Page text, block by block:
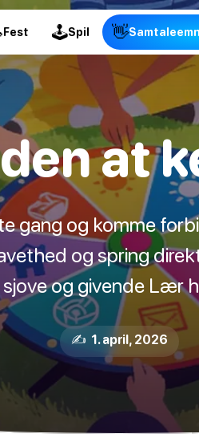
Fest 🕹Spil 👋
at
gang og komme
og spring
og givende Lær
✍️ 1. april, 2026